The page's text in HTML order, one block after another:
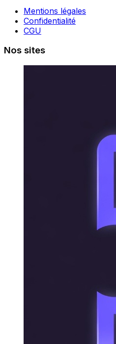
Mentions légales
Confidentialité
CGU
Nos sites